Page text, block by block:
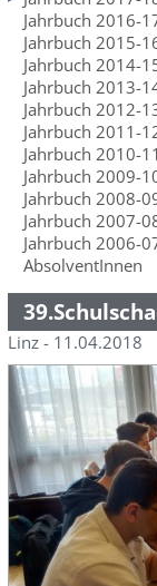
Jahrbuch 2016-
Jahrbuch 2015-
Jahrbuch 2014-
Jahrbuch 2013-
Jahrbuch 2012-
Jahrbuch 2011-
Jahrbuch 2010-11
Jahrbuch 2009-
Jahrbuch 2008-
Jahrbuch 2007-
Jahrbuch 2006-
AbsolventInnen
Linz - 11.04.2018